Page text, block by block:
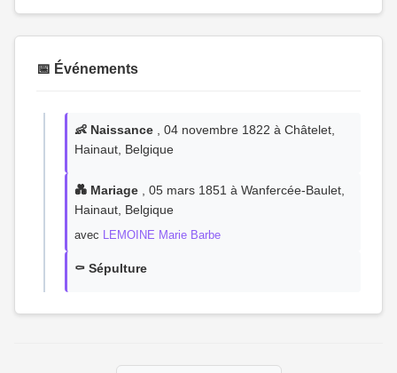
📅 Événements
👶 Naissance , 04 novembre 1822 à Châtelet,
Hainaut, Belgique
💑 Mariage , 05 mars 1851 à Wanfercée-Baulet,
Hainaut, Belgique
avec LEMOINE Marie Barbe
⚰️ Sépulture